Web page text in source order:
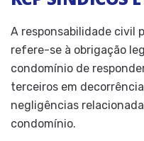
A responsabilidade civil
refere-se à obrigação
condomínio de
terceiros em
negligências
condomínio.